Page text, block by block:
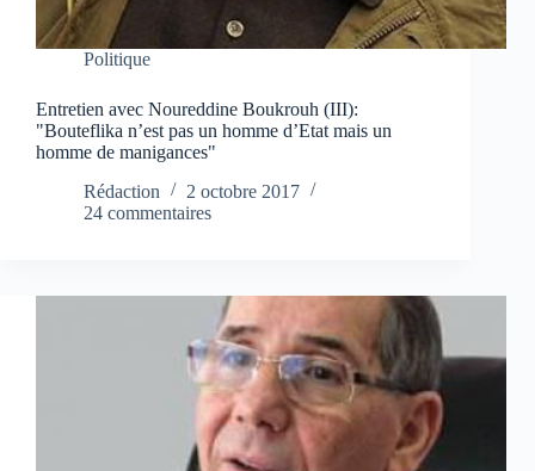
Politique
Entretien avec Noureddine Boukrouh (III):
"Bouteflika n’est pas un homme d’Etat mais un
homme de manigances"
Rédaction
2 octobre 2017
24 commentaires